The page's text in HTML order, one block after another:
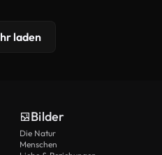
laden
Bilder
Die Natur
Menschen